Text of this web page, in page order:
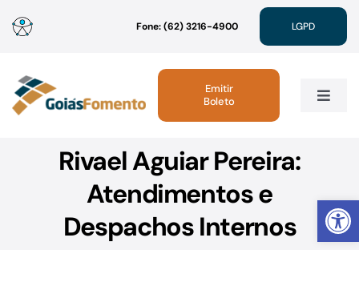
Abrir
para
conteúdo
Fone: (62) 3216-4900 LGPD
Toggle
Institucional
Linhas de Crédito
Emitir
Boleto
Rivael Aguiar Pereira:
Atendimentos e
Despachos Internos